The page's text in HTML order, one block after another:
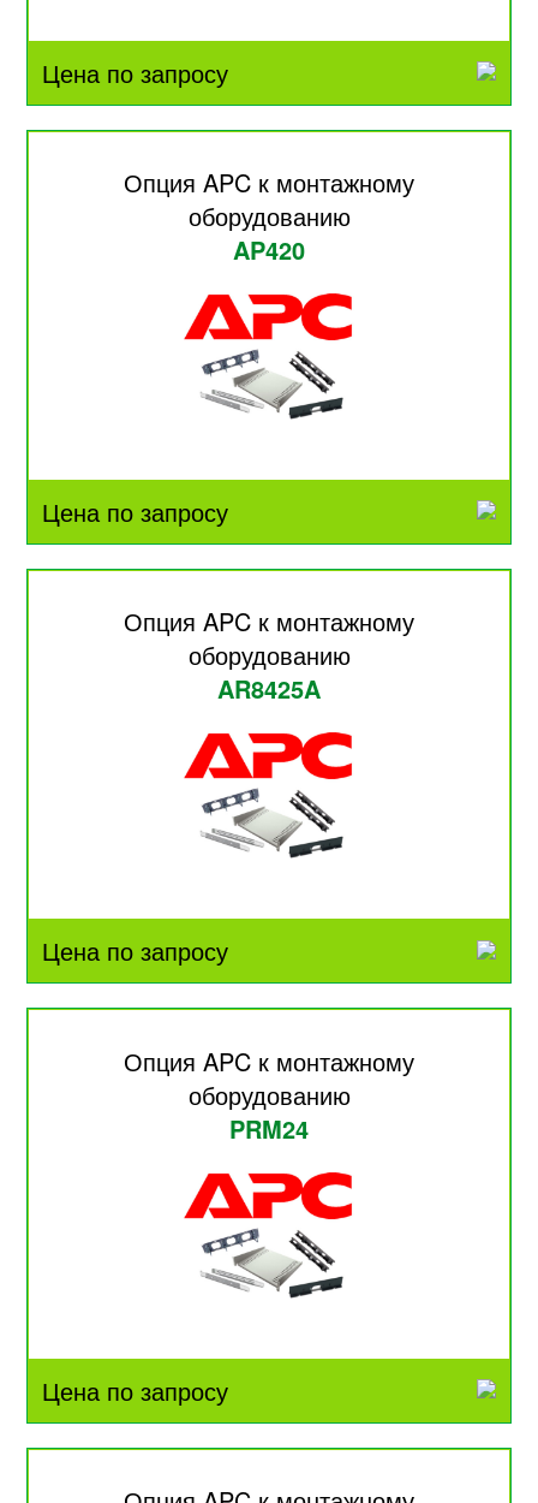
Цена по запросу
Опция APC к монтажному
оборудованию
AP420
Цена по запросу
Опция APC к монтажному
оборудованию
AR8425A
Цена по запросу
Опция APC к монтажному
оборудованию
PRM24
Цена по запросу